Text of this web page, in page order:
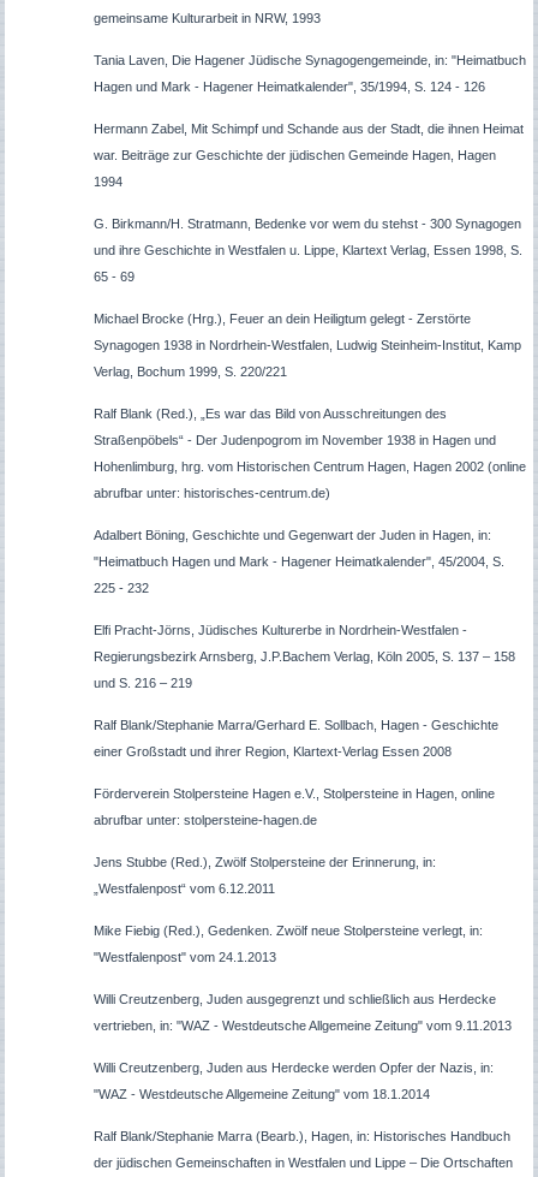
gemeinsame Kulturarbeit in NRW, 1993
Tania Laven, Die Hagener Jüdische Synagogengemeinde, in: "Heimatbuch
Hagen und Mark - Hagener Heimatkalender", 35/1994, S. 124 - 126
Hermann Zabel, Mit Schimpf und Schande aus der Stadt, die ihnen Heimat
war. Beiträge zur Geschichte der jüdischen Gemeinde Hagen, Hagen
1994
G. Birkmann/H. Stratmann, Bedenke vor wem du stehst - 300 Synagogen
und ihre Geschichte in Westfalen u. Lippe, Klartext Verlag, Essen 1998, S.
65 - 69
Michael Brocke (Hrg.), Feuer an dein Heiligtum gelegt - Zerstörte
Synagogen 1938 in Nordrhein-Westfalen, Ludwig Steinheim-Institut, Kamp
Verlag, Bochum 1999, S. 220/221
Ralf Blank (Red.), „Es war das Bild von Ausschreitungen des
Straßenpöbels“ - Der Judenpogrom im November 1938 in Hagen und
Hohenlimburg, hrg. vom Historischen Centrum Hagen, Hagen 2002 (online
abrufbar unter: historisches-centrum.de)
Adalbert Böning, Geschichte und Gegenwart der Juden in Hagen, in:
"Heimatbuch Hagen und Mark - Hagener Heimatkalender", 45/2004, S.
225 - 232
Elfi Pracht-Jörns, Jüdisches Kulturerbe in Nordrhein-Westfalen -
Regierungsbezirk Arnsberg, J.P.Bachem Verlag, Köln 2005, S. 137 – 158
und S. 216 – 219
Ralf Blank/Stephanie Marra/Gerhard E. Sollbach, Hagen - Geschichte
einer Großstadt und ihrer Region, Klartext-Verlag Essen 2008
Förderverein Stolpersteine Hagen e.V., Stolpersteine in Hagen, online
abrufbar unter: stolpersteine-hagen.de
Jens Stubbe (Red.), Zwölf Stolpersteine der Erinnerung, in:
„Westfalenpost“ vom 6.12.2011
Mike Fiebig (Red.), Gedenken. Zwölf neue Stolpersteine verlegt, in:
"Westfalenpost" vom 24.1.2013
Willi Creutzenberg, Juden ausgegrenzt und schließlich aus Herdecke
vertrieben, in: "WAZ - Westdeutsche Allgemeine Zeitung" vom 9.11.2013
Willi Creutzenberg, Juden aus Herdecke werden Opfer der Nazis, in:
"WAZ - Westdeutsche Allgemeine Zeitung" vom 18.1.2014
Ralf Blank/Stephanie Marra (Bearb.), Hagen, in: Historisches Handbuch
der jüdischen Gemeinschaften in Westfalen und Lippe – Die Ortschaften